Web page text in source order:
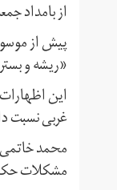
از بامداد جمعه ۲۴ آبان‌ماه اجرایی شد و واکنش گسترده مردم از نخستین ساعات اعلام
«ریشه و
این
غربی نسبت
محمد
مشکلات